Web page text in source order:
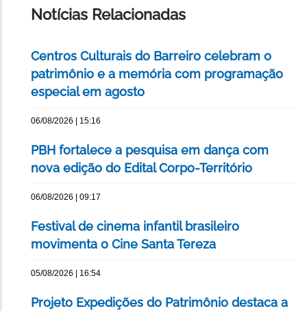
Notícias Relacionadas
Centros Culturais do Barreiro celebram o
patrimônio e a memória com programação
especial em agosto
06/08/2026 | 15:16
PBH fortalece a pesquisa em dança com
nova edição do Edital Corpo-Território
06/08/2026 | 09:17
Festival de cinema infantil brasileiro
movimenta o Cine Santa Tereza
05/08/2026 | 16:54
Projeto Expedições do Patrimônio destaca a